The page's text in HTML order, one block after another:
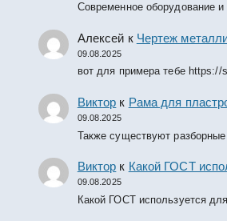
Современное оборудование и
Алексей к Чертеж
09.08.2025
вот для примера тебе https://
Виктор к Рама для
09.08.2025
Также существуют
Виктор к Какой ГОСТ
09.08.2025
Какой ГОСТ используется